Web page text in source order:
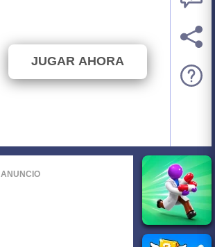
JUGAR AHORA
ANUNCIO